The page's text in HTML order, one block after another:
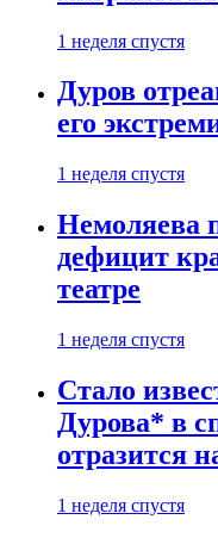
1 неделя спустя
Дуров
его
1 неделя спустя
Немоляева
дефицит
театре
1 неделя спустя
Стало
Дурова* в
отразится
1 неделя спустя